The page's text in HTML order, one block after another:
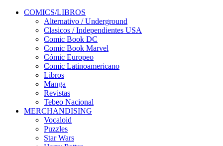
COMICS/LIBROS
Alternativo / Underground
Clasicos / Independientes USA
Comic Book DC
Comic Book Marvel
Cómic Europeo
Comic Latinoamericano
Libros
Manga
Revistas
Tebeo Nacional
MERCHANDISING
Vocaloid
Puzzles
Star Wars